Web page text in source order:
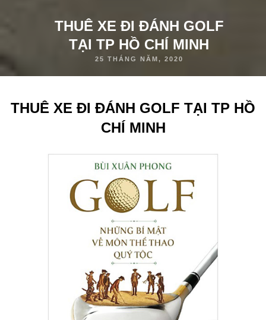
THUÊ XE ĐI ĐÁNH GOLF
TẠI TP HỒ CHÍ MINH
25 THÁNG NĂM, 2020
THUÊ XE ĐI ĐÁNH GOLF TẠI TP HỒ
CHÍ MINH